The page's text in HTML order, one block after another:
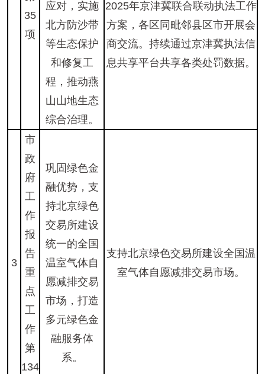
35
项
应对，实施
北方防沙带
等生态保护
和修复工
程，推动燕
山山地生态
综合治理。
2025年京津冀联合联动执法工作
方案，各区同毗邻县区市开展会
商交流。持续通过京津冀执法信
息共享平台共享各类处罚数据。
3
市
政
府
工
作
报
告
重
点
工
作
第
134
巩固绿色金
融优势，支
持北京绿色
交易所建设
统一的全国
温室气体自
愿减排交易
市场，打造
多元绿色金
融服务体
系。
支持北京绿色交易所建设全国温
室气体自愿减排交易市场。